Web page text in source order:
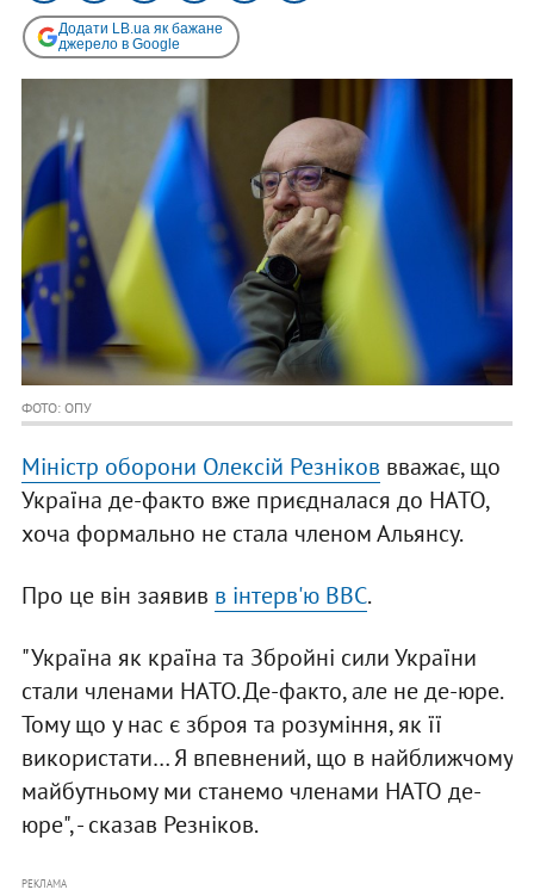
Додати LB.ua як бажане
джерело в Google
ФОТО: ОПУ
Міністр оборони Олексій Резніков вважає, що
Україна де-факто вже приєдналася до НАТО,
хоча формально не стала членом Альянсу.
Про це він заявив в інтерв'ю BBC.
"Україна як країна та Збройні сили України
стали членами НАТО. Де-факто, але не де-юре.
Тому що у нас є зброя та розуміння, як її
використати… Я впевнений, що в найближчому
майбутньому ми станемо членами НАТО де-
юре", - сказав Резніков.
РЕКЛАМА